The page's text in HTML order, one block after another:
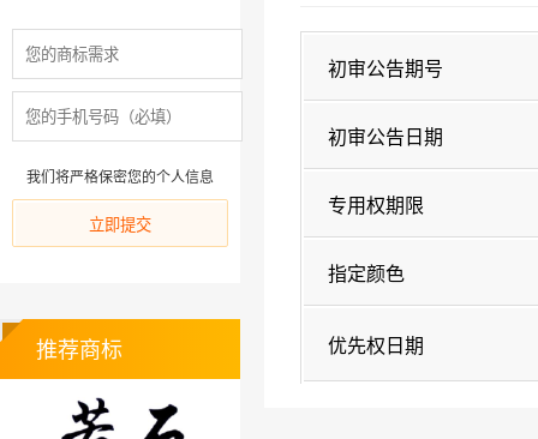
初审公告期号
初审公告日期
专用权期限
指定颜色
优先权日期
我们将严格保密您的个人信息
推荐商标